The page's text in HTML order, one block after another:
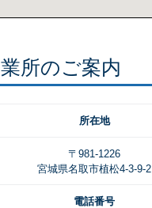
所のご案内
所在地
〒981-1226
宮城県名取市植松4-3-9-2
電話番号